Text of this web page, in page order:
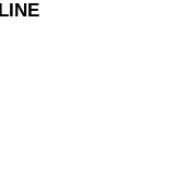
LINE